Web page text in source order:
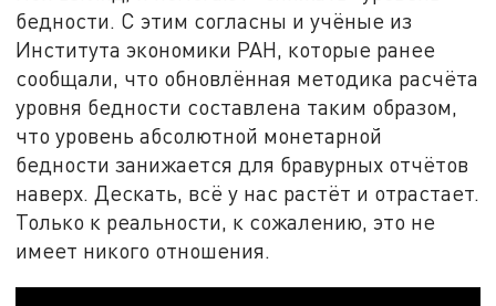
бедности. С этим согласны и учёные из
Института экономики РАН, которые ранее
сообщали, что обновлённая методика расчёта
уровня бедности составлена таким образом,
что уровень абсолютной монетарной
бедности занижается для бравурных отчётов
наверх. Дескать, всё у нас растёт и отрастает.
Только к реальности, к сожалению, это не
имеет никого отношения.